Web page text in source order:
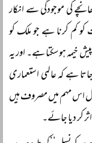
کی موجودگی سے انکار
کو کم کرنا ہے جو ملک کو
خیمہ ہو سکتا ہے۔ اور یہ
ہے کہ عالمی استعماری
اس مہم میں مصروف ہیں
کر دیا جائے۔